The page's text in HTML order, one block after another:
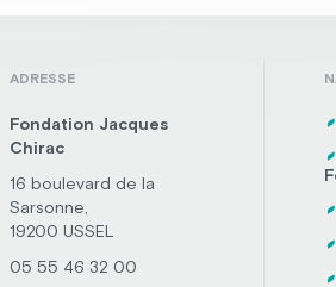
ADRESSE
Fondation Jacques
Chirac
16 boulevard de la
Sarsonne,
19200 USSEL
05 55 46 32 00